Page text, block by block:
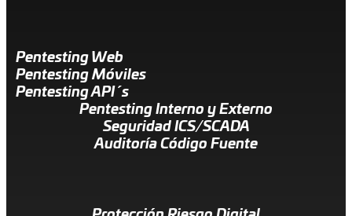
Pentesting Web
Pentesting Móviles
Pentesting API´s
Pentesting Interno y Externo
Seguridad ICS/SCADA
Auditoría Código Fuente